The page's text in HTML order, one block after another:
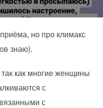
но про климакс
знаю).
так как многие женщины
с
с